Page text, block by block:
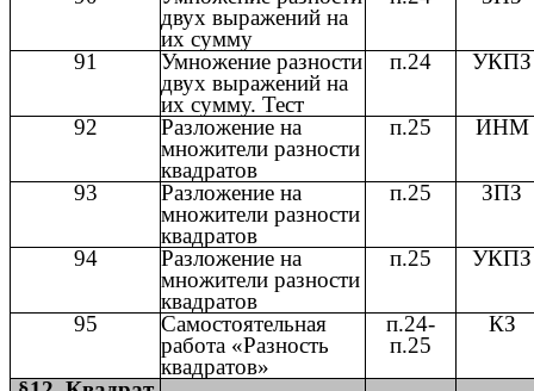
двух выражений на
их сумму
91
Умножение разности
двух выражений на
их сумму. Тест
п.24 УКПЗ
92
Разложение на
множители разности
квадратов
п.25 ИНМ
93
Разложение на
множители разности
квадратов
п.25 ЗПЗ
94
Разложение на
множители разности
квадратов
п.25 УКПЗ
95
Самостоятельная
работа «Разность
квадратов»
п.24-
п.25
КЗ